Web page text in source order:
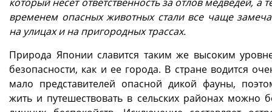
временем опасных животных стали все чаще
на улицах и на пригородных трассах.
Природа Японии славится таким же высоким
безопасности, как и ее города. В стране водится
мало представителей опасной дикой фауны,
жить и путешествовать в сельских районах можно